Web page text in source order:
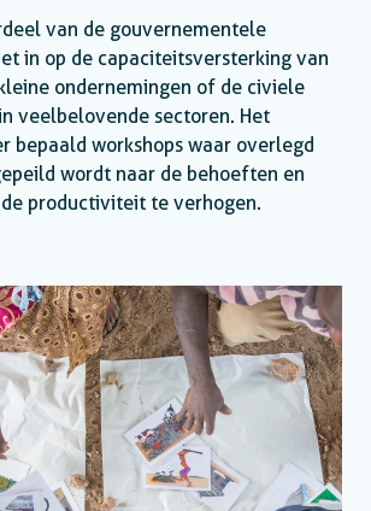
van de gouvernementele
in op de capaciteitsversterking van
kleine ondernemingen of de civiele
veelbelovende sectoren. Het
bepaald workshops waar overlegd
wordt naar de behoeften en
productiviteit te verhogen.